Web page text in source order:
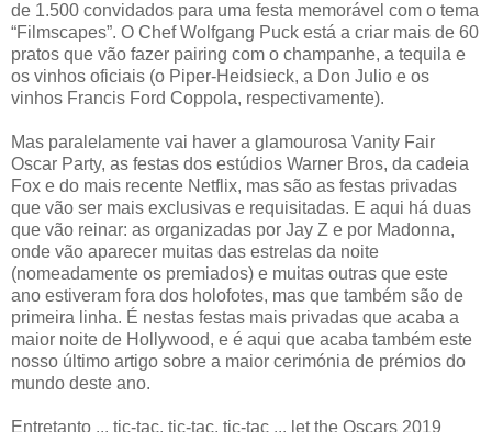
de 1.500 convidados para uma festa memorável com o tema
“Filmscapes”. O Chef Wolfgang Puck está a criar mais de 60
pratos que vão fazer pairing com o champanhe, a tequila e
os vinhos oficiais (o Piper-Heidsieck, a Don Julio e os
vinhos Francis Ford Coppola, respectivamente).
Mas paralelamente vai haver a glamourosa Vanity Fair
Oscar Party, as festas dos estúdios Warner Bros, da cadeia
Fox e do mais recente Netflix, mas são as festas privadas
que vão ser mais exclusivas e requisitadas. E aqui há duas
que vão reinar: as organizadas por Jay Z e por Madonna,
onde vão aparecer muitas das estrelas da noite
(nomeadamente os premiados) e muitas outras que este
ano estiveram fora dos holofotes, mas que também são de
primeira linha. É nestas festas mais privadas que acaba a
maior noite de Hollywood, e é aqui que acaba também este
nosso último artigo sobre a maior cerimónia de prémios do
mundo deste ano.
Entretanto ... tic-tac, tic-tac, tic-tac ... let the Oscars 2019